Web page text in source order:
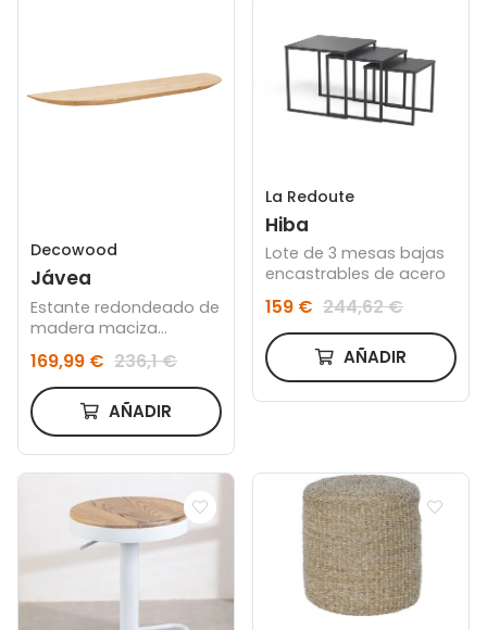
Decowood
Jávea
Estante redondeado de
madera maciza
medio 120cm
169,99 € 236,1 €
AÑADIR
La Redoute
Hiba
Lote de 3 mesas bajas
encastrables de acero
159 € 244,62 €
AÑADIR